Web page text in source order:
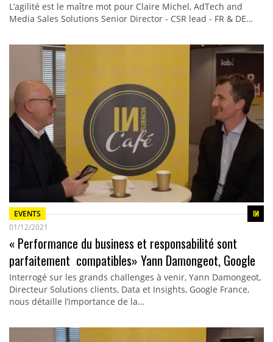
L’agilité est le maître mot pour Claire Michel, AdTech and
Media Sales Solutions Senior Director - CSR lead - FR & DE…
EVENTS
01/12/2021
« Performance du business et responsabilité sont
parfaitement compatibles» Yann Damongeot, Google
Interrogé sur les grands challenges à venir, Yann Damongeot,
Directeur Solutions clients, Data et Insights, Google France,
nous détaille l’importance de la…